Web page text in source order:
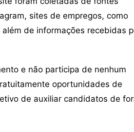
sites de empregos, como
de informações recebidas
e não participa de nenhum
oportunidades de
de auxiliar candidatos de